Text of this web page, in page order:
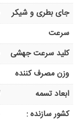
جای بطری و شیکر
سرعت
کلید سرعت جهشی
وزن مصرف کننده
ابعاد تسمه
کشور سازنده :